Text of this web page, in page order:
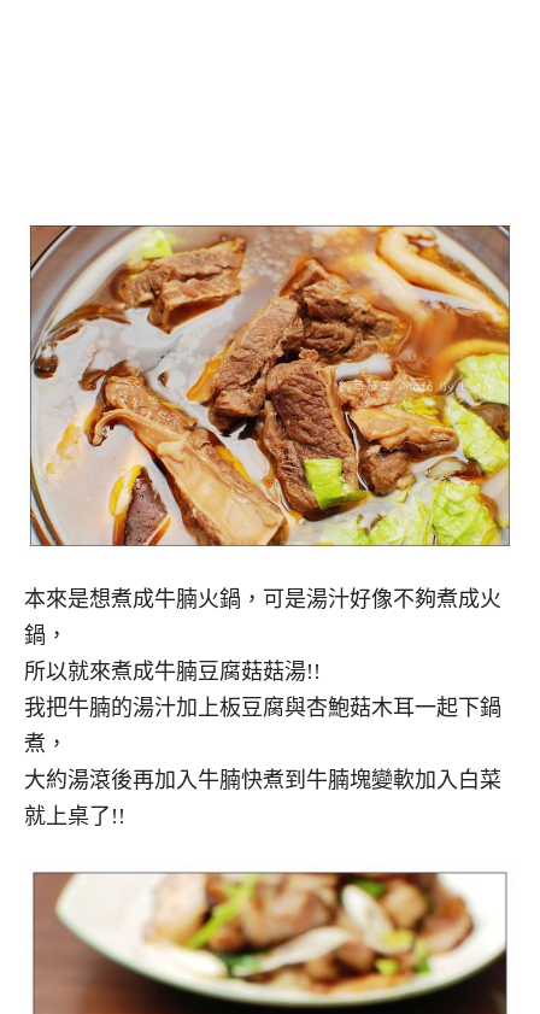
本來是想煮成牛腩火鍋，可是湯汁好像不夠煮成火
鍋，
所以就來煮成牛腩豆腐菇菇湯!!
我把牛腩的湯汁加上板豆腐與杏鮑菇木耳一起下鍋
煮，
大約湯滾後再加入牛腩快煮到牛腩塊變軟加入白菜
就上桌了!!